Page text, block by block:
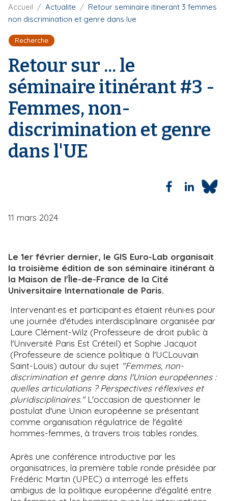
F
d
'
i
a
n
e
Accueil Actualite
Retour seminaire itinerant 3 femmes
non discrimination et genre dans lue
Recherche
Retour sur ... le
séminaire itinérant #3 -
Femmes, non-
discrimination et genre
dans l'UE
11 mars 2024
Le 1er février dernier, le GIS Euro-Lab organisait
la troisième édition de son séminaire itinérant à
la Maison de l'Île-de-France de la Cité
Universitaire Internationale de Paris.
Intervenant·es et participant·es étaient réuni·es pour
une journée d'études interdisciplinaire organisée par
Laure Clément-Wilz (Professeure de droit public à
l'Université Paris Est Créteil) et Sophie Jacquot
(Professeure de science politique à l'UCLouvain
Saint-Louis) autour du sujet "Femmes, non-
discrimination et genre dans l'Union européennes :
quelles articulations ? Perspectives réflexives et
pluridisciplinaires." L'occasion de questionner le
postulat d'une Union européenne se présentant
comme organisation régulatrice de l'égalité
hommes-femmes, à travers trois tables rondes.
Après une conférence introductive par les
organisatrices, la première table ronde présidée par
Frédéric Martin (UPEC) a interrogé les effets
ambigus de la politique européenne d'égalité entre